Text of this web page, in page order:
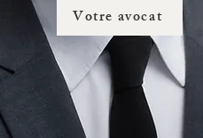
Votre avocat